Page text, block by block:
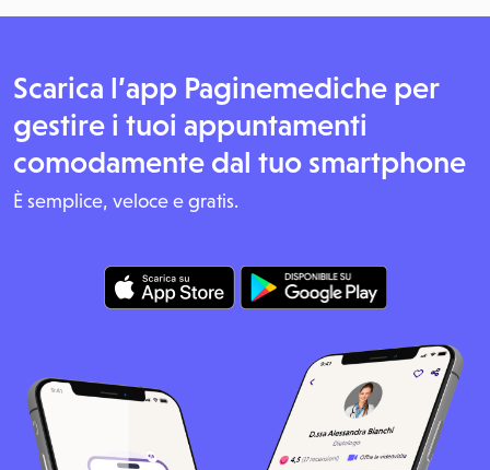
Scarica l’app Paginemediche per
gestire i tuoi appuntamenti
comodamente dal tuo smartphone
È semplice, veloce e gratis.